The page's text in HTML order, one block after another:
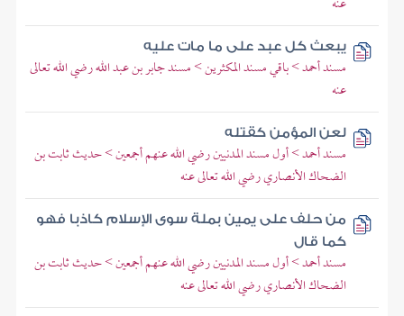
يبعث كل عبد على ما مات عليه
مسند أحمد > باقي مسند المكثرين > مسند جابر بن عبد الله رضي الله تعالى
عنه
لعن المؤمن كقتله
مسند أحمد > أول مسند المدنيين رضي الله عنهم أجمعين > حديث ثابت بن
الضحاك الأنصاري رضي الله تعالى عنه
من حلف على يمين بملة سوى الإسلام كاذبا فهو
كما قال
مسند أحمد > أول مسند المدنيين رضي الله عنهم أجمعين > حديث ثابت بن
الضحاك الأنصاري رضي الله تعالى عنه